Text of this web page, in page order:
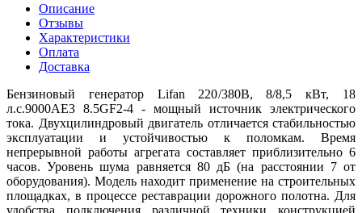
Описание
Отзывы
Характеристики
Оплата
Доставка
Бензиновый генератор Lifan 220/380В, 8/8,5 кВт, 18
л.с.9000AE3 8.5GF2-4 - мощный источник электрического
тока. Двухцилиндровый двигатель отличается стабильностью
эксплуатации и устойчивостью к поломкам. Время
непрерывной работы агрегата составляет приблизительно 6
часов. Уровень шума равняется 80 дБ (на расстоянии 7 от
оборудования). Модель находит применение на строительных
площадках, в процессе реставрации дорожного полотна. Для
удобства подключения различной техники конструкцией